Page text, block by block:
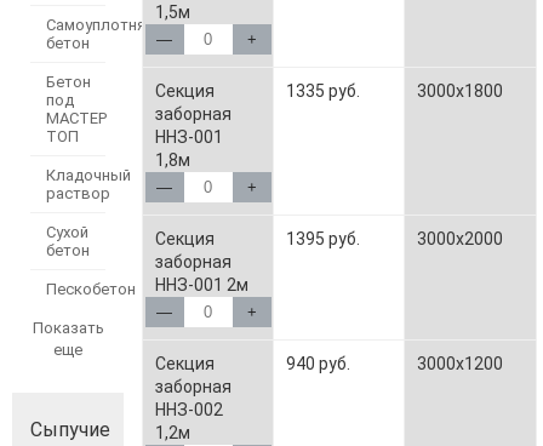
Самоуплотняющийся
бетон
Бетон
под
МАСТЕР
ТОП
Кладочный
раствор
Сухой
бетон
Пескобетон
Показать
еще
Сыпучие
1,5м
— +
Секция
заборная
ННЗ-001
1,8м
— +
1335 руб. 3000x1800
Секция
заборная
ННЗ-001 2м
— +
1395 руб. 3000x2000
Секция
заборная
ННЗ-002
1,2м
940 руб. 3000x1200